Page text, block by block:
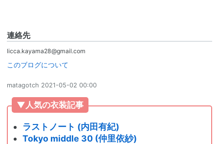
連絡先
licca.kayama28@gmail.com
このブログについて
matagotch 2021-05-02 00:00
▼人気の衣装記事
ラストノート (内田有紀)
Tokyo middle 30 (仲里依紗)